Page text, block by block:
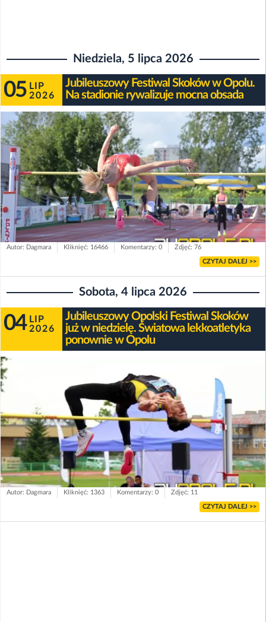
Niedziela, 5 lipca 2026
05 LIP
2026
Jubileuszowy Festiwal Skoków w Opolu.
Na stadionie rywalizuje mocna obsada
Autor: Dagmara Kliknięć: 16466 Komentarzy: 0 Zdjęć: 76
CZYTAJ DALEJ >>
Sobota, 4 lipca 2026
04 LIP
2026
Jubileuszowy Opolski Festiwal Skoków
już w niedzielę. Światowa lekkoatletyka
ponownie w Opolu
Autor: Dagmara Kliknięć: 1363 Komentarzy: 0 Zdjęć: 11
CZYTAJ DALEJ >>